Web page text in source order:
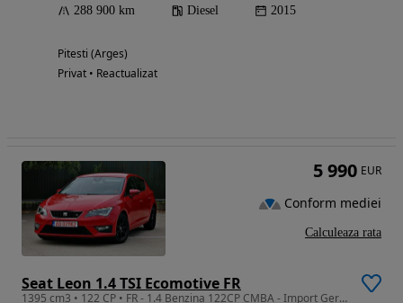
288 900 km Diesel 2015
Pitesti (Arges)
Privat • Reactualizat
Seat Leon 1.4 TSI Ecomotive FR
1395 cm3 • 122 CP • FR - 1.4 Benzina 122CP CMBA - Import Germania
5 990 EUR
Conform mediei
Calculeaza rata